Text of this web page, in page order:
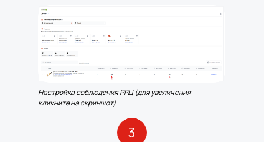
Настройка соблюдения РРЦ (для увеличения
кликните на скриншот)
3